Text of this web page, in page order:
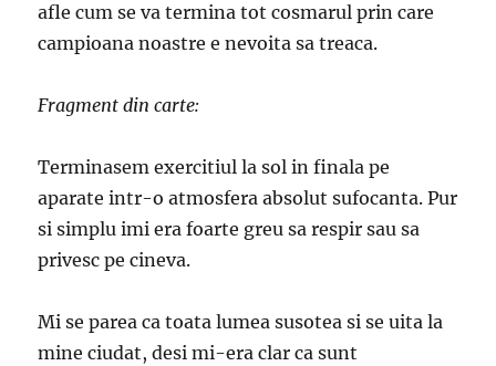
afle cum se va termina tot cosmarul prin care
campioana noastre e nevoita sa treaca.
Fragment din carte:
Terminasem exercitiul la sol in finala pe
aparate intr-o atmosfera absolut sufocanta. Pur
si simplu imi era foarte greu sa respir sau sa
privesc pe cineva.
Mi se parea ca toata lumea susotea si se uita la
mine ciudat, desi mi-era clar ca sunt